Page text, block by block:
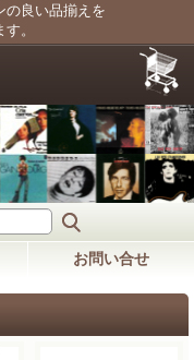
の良い品揃えを
。
お問い合せ